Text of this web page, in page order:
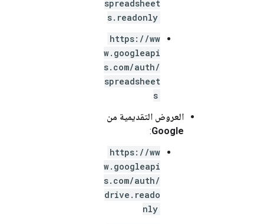
spreadsheet
s.readonly
https://ww
w.googleapi
s.com/auth/
spreadsheet
s
العروض التقديمية من
Google
:
https://ww
w.googleapi
s.com/auth/
drive.reado
nly